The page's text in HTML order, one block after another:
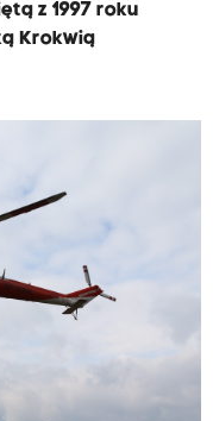
z 1997 roku
Krokwią